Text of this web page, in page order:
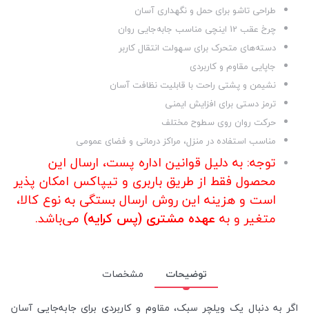
طراحی تاشو برای حمل و نگهداری آسان
چرخ عقب 12 اینچی مناسب جابه‌جایی روان
دسته‌های متحرک برای سهولت انتقال کاربر
جاپایی مقاوم و کاربردی
نشیمن و پشتی راحت با قابلیت نظافت آسان
ترمز دستی برای افزایش ایمنی
حرکت روان روی سطوح مختلف
مناسب استفاده در منزل، مراکز درمانی و فضای عمومی
توجه: به دلیل قوانین اداره پست، ارسال این
محصول فقط از طریق باربری و تیپاکس امکان پذیر
است و هزینه این روش ارسال بستگی به نوع کالا،
متغیر و به عهده مشتری (پس کرایه) می‌باشد.
توضیحات
مشخصات
اگر به دنبال یک ویلچر سبک، مقاوم و کاربردی برای جابه‌جایی آسان